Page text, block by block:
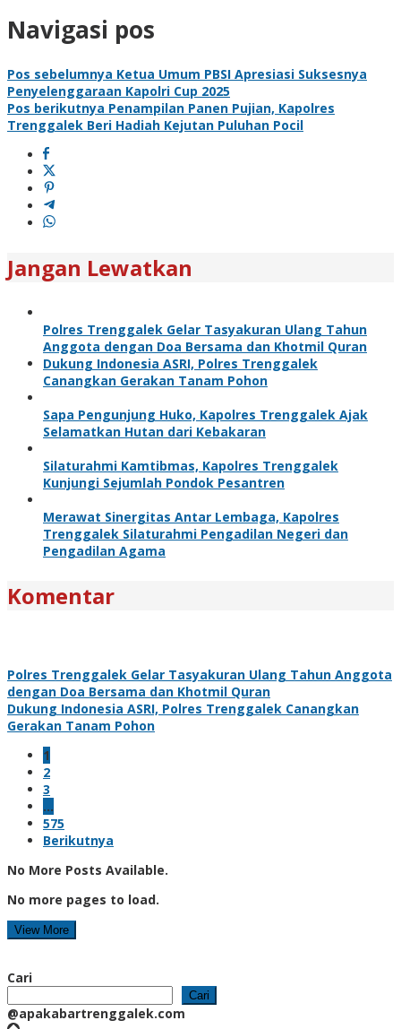
Navigasi pos
Pos sebelumnya Ketua Umum PBSI Apresiasi Suksesnya
Penyelenggaraan Kapolri Cup 2025
Pos berikutnya Penampilan Panen Pujian, Kapolres
Trenggalek Beri Hadiah Kejutan Puluhan Pocil
Jangan Lewatkan
Polres Trenggalek Gelar Tasyakuran Ulang Tahun
Anggota dengan Doa Bersama dan Khotmil Quran
Dukung Indonesia ASRI, Polres Trenggalek
Canangkan Gerakan Tanam Pohon
Sapa Pengunjung Huko, Kapolres Trenggalek Ajak
Selamatkan Hutan dari Kebakaran
Silaturahmi Kamtibmas, Kapolres Trenggalek
Kunjungi Sejumlah Pondok Pesantren
Merawat Sinergitas Antar Lembaga, Kapolres
Trenggalek Silaturahmi Pengadilan Negeri dan
Pengadilan Agama
Komentar
Polres Trenggalek Gelar Tasyakuran Ulang Tahun Anggota
dengan Doa Bersama dan Khotmil Quran
Dukung Indonesia ASRI, Polres Trenggalek Canangkan
Gerakan Tanam Pohon
1
2
3
…
575
Berikutnya
No More Posts Available.
No more pages to load.
View More
Cari
Cari
@apakabartrenggalek.com